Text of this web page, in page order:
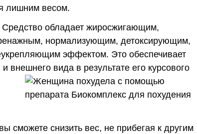
лишним весом.
Средство обладает жиросжигающим,
нормализующим, детоксирующим,
эффектом. Это обеспечивает
внешнего вида в результате его курсового
сможете снизить вес, не прибегая к другим